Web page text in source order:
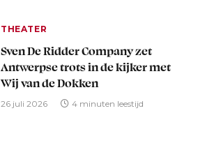
THEATER
Sven De Ridder Company zet
Antwerpse trots in de kijker met
Wij van de Dokken
26 juli 2026 4 minuten leestijd